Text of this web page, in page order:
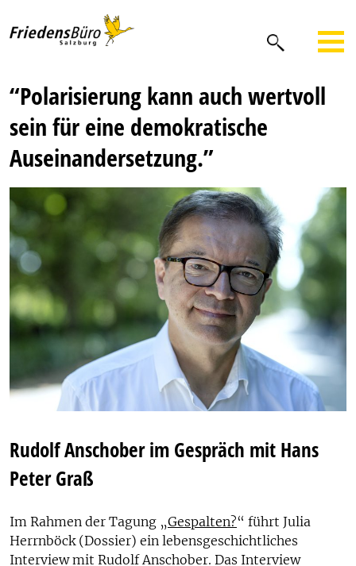
“Polarisierung kann auch wertvoll
sein für eine demokratische
Auseinandersetzung.”
Rudolf Anschober im Gespräch mit Hans
Peter Graß
Im Rahmen der Tagung „Gespalten?“ führt Julia
Herrnböck (Dossier) ein lebensgeschichtliches
Interview mit Rudolf Anschober. Das Interview